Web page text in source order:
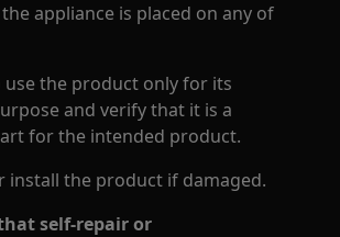
appliance is placed on any of
use the product only for its
and verify that it is a
for the intended product.
install the product if damaged.
self-repair or